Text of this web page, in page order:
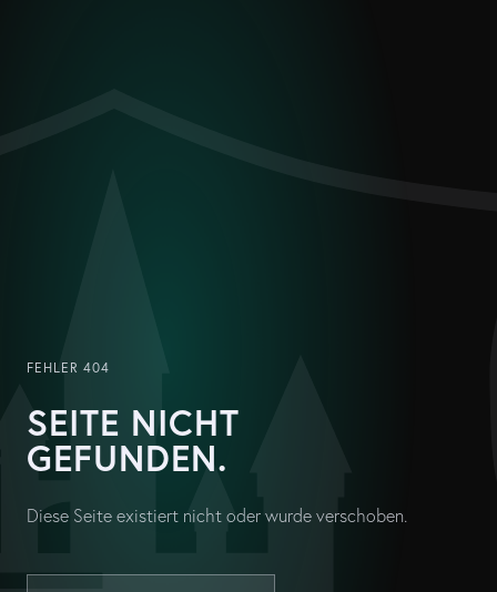
FEHLER 404
SEITE NICHT
GEFUNDEN.
Diese Seite existiert nicht oder wurde verschoben.